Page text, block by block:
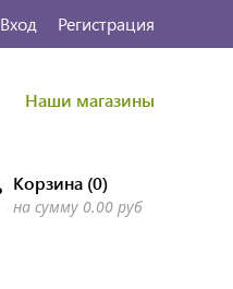
Вход Регистрация
Наши магазины
Корзина(0)
на сумму 0.00 руб